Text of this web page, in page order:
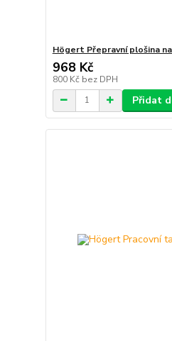
Högert Přepravní plošina
968 Kč
800 Kč bez DPH
Přidat